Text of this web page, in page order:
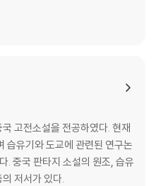
고전소설을 전공하였다. 현재
습유기와 도교에 관련된 연구논
. 중국 판타지 소설의 원조, 습유
의 저서가 있다.